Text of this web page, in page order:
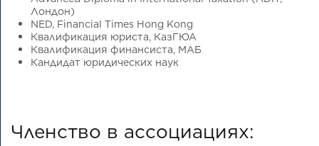
Лондон)
NED, Financial Times Hong Kong
Квалификация юриста, КазГЮА
Квалификация финансиста, МАБ
Кандидат юридических наук
Членство в ассоциациях: